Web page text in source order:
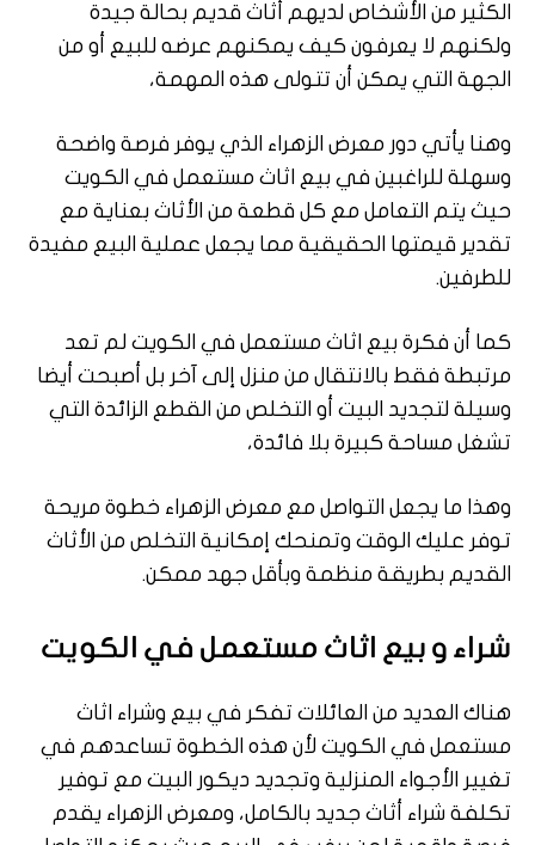
الكثير من الأشخاص لديهم أثاث قديم بحالة جيدة
ولكنهم لا يعرفون كيف يمكنهم عرضه للبيع أو من
الجهة التي يمكن أن تتولى هذه المهمة،
وهنا يأتي دور معرض الزهراء الذي يوفر فرصة واضحة
وسهلة للراغبين في بيع اثاث مستعمل في الكويت
حيث يتم التعامل مع كل قطعة من الأثاث بعناية مع
تقدير قيمتها الحقيقية مما يجعل عملية البيع مفيدة
للطرفين.
كما أن فكرة بيع اثاث مستعمل في الكويت لم تعد
مرتبطة فقط بالانتقال من منزل إلى آخر بل أصبحت أيضا
وسيلة لتجديد البيت أو التخلص من القطع الزائدة التي
تشغل مساحة كبيرة بلا فائدة،
وهذا ما يجعل التواصل مع معرض الزهراء خطوة مريحة
توفر عليك الوقت وتمنحك إمكانية التخلص من الأثاث
القديم بطريقة منظمة وبأقل جهد ممكن.
شراء و بيع اثاث مستعمل في الكويت
هناك العديد من العائلات تفكر في بيع وشراء اثاث
مستعمل في الكويت لأن هذه الخطوة تساعدهم في
تغيير الأجواء المنزلية وتجديد ديكور البيت مع توفير
تكلفة شراء أثاث جديد بالكامل، ومعرض الزهراء يقدم